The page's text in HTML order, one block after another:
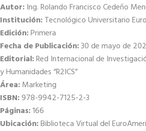
Autor:Ing. Rolando Francisco Cedeño
Institución:Tecnológico Universitario
Edición:Primera
Fecha de Publicación:30 de mayo de
Editorial:Red Internacional de
y Humanidades “R2ICS”
Área:Marketing
ISBN:978-9942-7125-2-3
Páginas:166
Ubicación:Biblioteca Virtual del